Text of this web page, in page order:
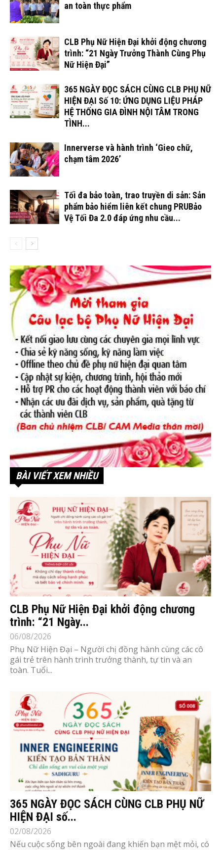
an toàn thực phẩm
CLB Phụ Nữ Hiện Đại khởi động chương
trình: “21 Ngày Trưởng Thành Cùng Phụ
Nữ Hiện Đại”
365 NGÀY ĐỌC SÁCH CÙNG CLB PHỤ NỮ
HIỆN ĐẠI Số 10: ỨNG DỤNG LIỆU PHÁP
HỆ THỐNG GIA ĐÌNH NỘI TÂM TRONG
TÌNH...
Innerverse và hành trình ‘Gieo chữ,
chạm tâm 2026’
Tối đa bảo toàn, trao truyền di sản: Sản
phẩm bảo hiểm liên kết chung PRUBảo
Vệ Tối Đa 2.0 đáp ứng nhu cầu...
BÀI VIẾT XEM NHIỀU
CLB Phụ Nữ Hiện Đại khởi động chương
trình: “21 Ngày...
06/08/2026
Phụ Nữ Hiện Đại – Người chị đồng hành cùng các cô
gái trẻ trên hành trình trưởng thành, tự tin và an
toàn. Tuổi...
365 NGÀY ĐỌC SÁCH CÙNG CLB PHỤ NỮ
HIỆN ĐẠI số...
02/08/2026
Nếu cuộc sống bên ngoài đang khiến bạn mệt mỏi, có